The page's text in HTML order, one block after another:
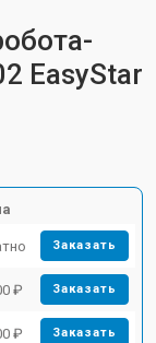
EasyStar
Заказать
₽ Заказать
₽ Заказать